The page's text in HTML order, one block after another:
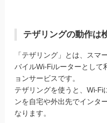
テザリングの動作は
「テザリング」とは、スマ
バイルWi-Fiルーターとして
ョンサービスです。
テザリングを使うと、Wi-Fi
ンを自宅や外出先でインタ
なります。